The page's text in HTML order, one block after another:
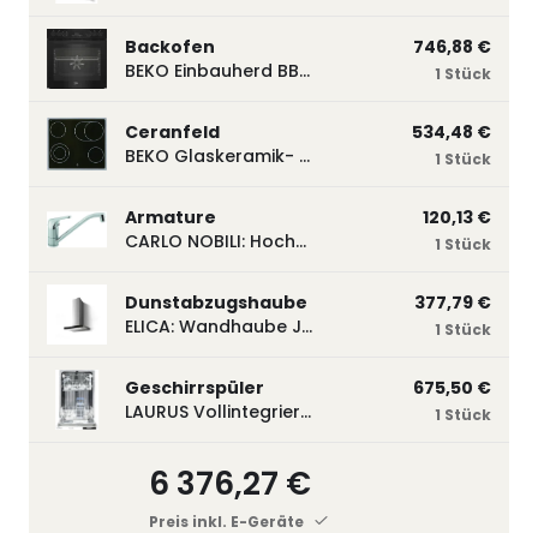
Backofen
BEKO Einbauherd BBUM113N2B mit Hydrolyse, Schwarz BBUM113N2B
746,88 €
1 Stück
Ceranfeld
BEKO Glaskeramik- Strahlungskochfeld EH 9641 XHN, herdgebunden EH9641XHN
534,48 €
1 Stück
Armature
CARLO NOBILI: Hochdruck- Einhebelmischbatterie Blue, Mischbatterie verchromt 17770
120,13 €
1 Stück
Dunstabzugshaube
ELICA: Wandhaube JOYE 60-A,600 mm breit Edelstahl JOYE60A
377,79 €
1 Stück
Geschirrspüler
LAURUS Vollintegrierter Geschirrspüler LSV45-3, 450 mm breit, 3 Programme LSV45-3
675,50 €
1 Stück
6 376,27 €
Preis inkl. E-Geräte